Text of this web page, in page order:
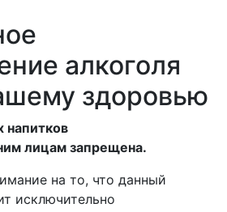
алкоголя
здоровью
напитков
лицам запрещена.
на то, что данный
исключительно